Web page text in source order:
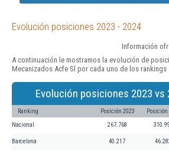
Evolución posiciones 2023 - 2024
Información
A continuación le mostramos la evolución de
Mecanizados Acfe Sl por cada uno de los
Evolución posiciones 2023 vs
Ranking Posición 2023 Posición
Nacional 267.768
Barcelona 40.217